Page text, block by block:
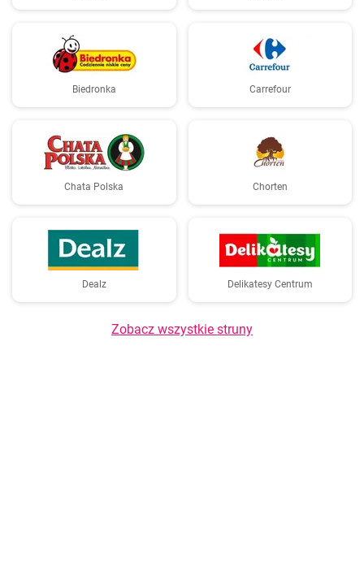
Biedronka Carrefour
Chata Polska Chorten
Dealz Delikatesy Centrum
Zobacz wszystkie struny